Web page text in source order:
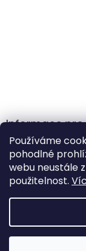
Používáme
pohodlné
webu neustále
použitelnost.
Informace pro
Obchodní
Podmínky